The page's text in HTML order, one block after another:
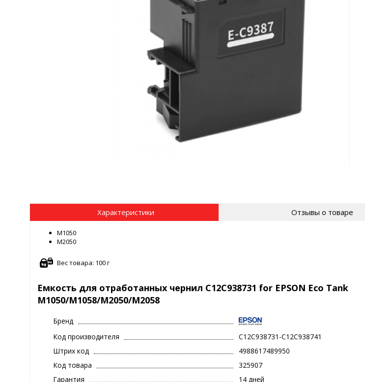
Характеристики Отзывы о товаре
М1050
М2050
Вес товара: 100 г
Емкость для отработанных чернил C12C938731 for EPSON Eco Tank
M1050/M1058/M2050/M2058
Бренд
Код производителя
C12C938731-C12C938741
Штрих код
4988617489950
Код товара
325907
Гарантия
14 дней